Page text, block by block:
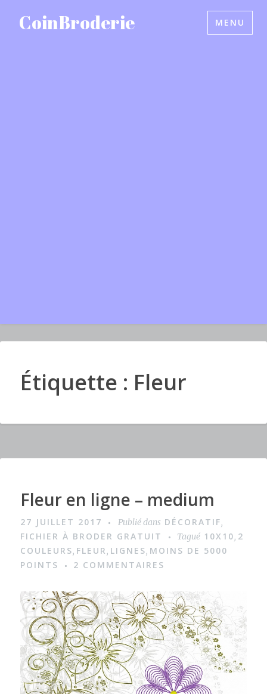
CoinBroderie MENU
Étiquette : Fleur
I
a
g
e
Fleur en ligne – medium
27 JUILLET 2017 Publié dans DÉCORATIF,
FICHIER À BRODER GRATUIT Tagué 10X10, 2
COULEURS, FLEUR, LIGNES, MOINS DE 5000
POINTS
2 COMMENTAIRES